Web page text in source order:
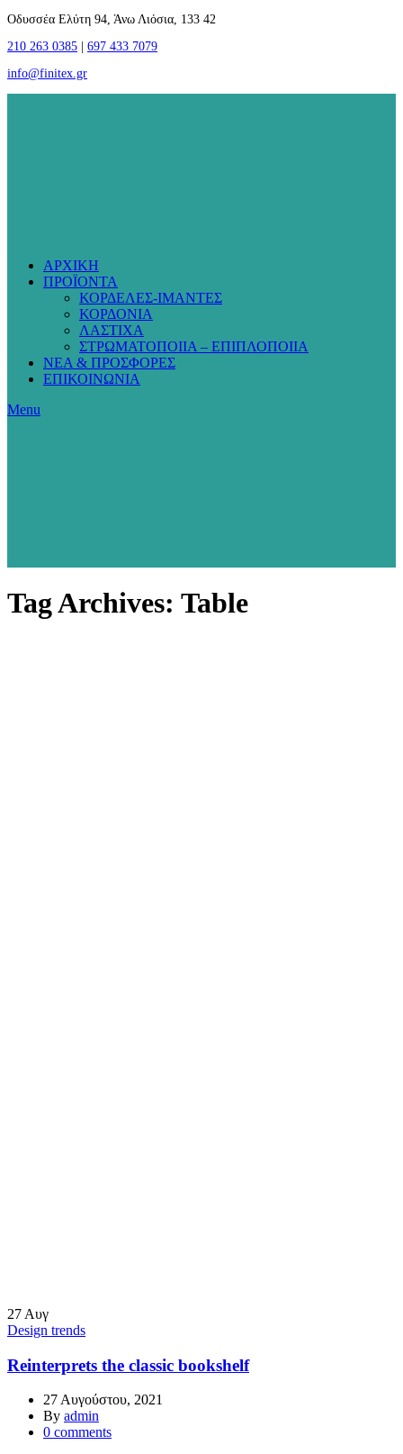
Οδυσσέα Ελύτη 94, Άνω Λιόσια, 133 42
210 263 0385
697 433 7079
info@finitex.gr
ΑΡΧΙΚΗ
ΠΡΟΪΟΝΤΑ
ΚΟΡΔΕΛΕΣ-ΙΜΑΝΤΕΣ
ΚΟΡΔΟΝΙΑ
ΛΑΣΤΙΧΑ
ΣΤΡΩΜΑΤΟΠΟΙΙΑ – ΕΠΙΠΛΟΠΟΙΙΑ
ΝΕΑ & ΠΡΟΣΦΟΡΕΣ
ΕΠΙΚΟΙΝΩΝΙΑ
Menu
Tag Archives: Table
27 Αυγ
Design trends
Reinterprets the classic bookshelf
27 Αυγούστου, 2021
By admin
0 comments